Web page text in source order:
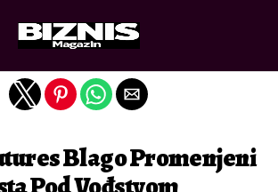
Blago Promenjeni
Exit mobile version